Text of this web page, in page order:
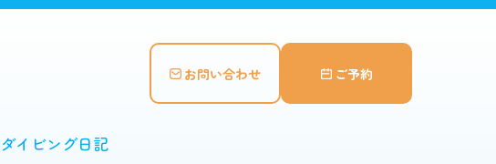
お問い合わせ ご予約
ダイビング日記